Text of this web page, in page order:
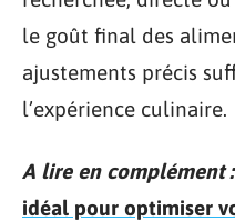
le goût final des
ajustements précis
l’expérience culinaire.
A lire en complément :
idéal pour optimiser